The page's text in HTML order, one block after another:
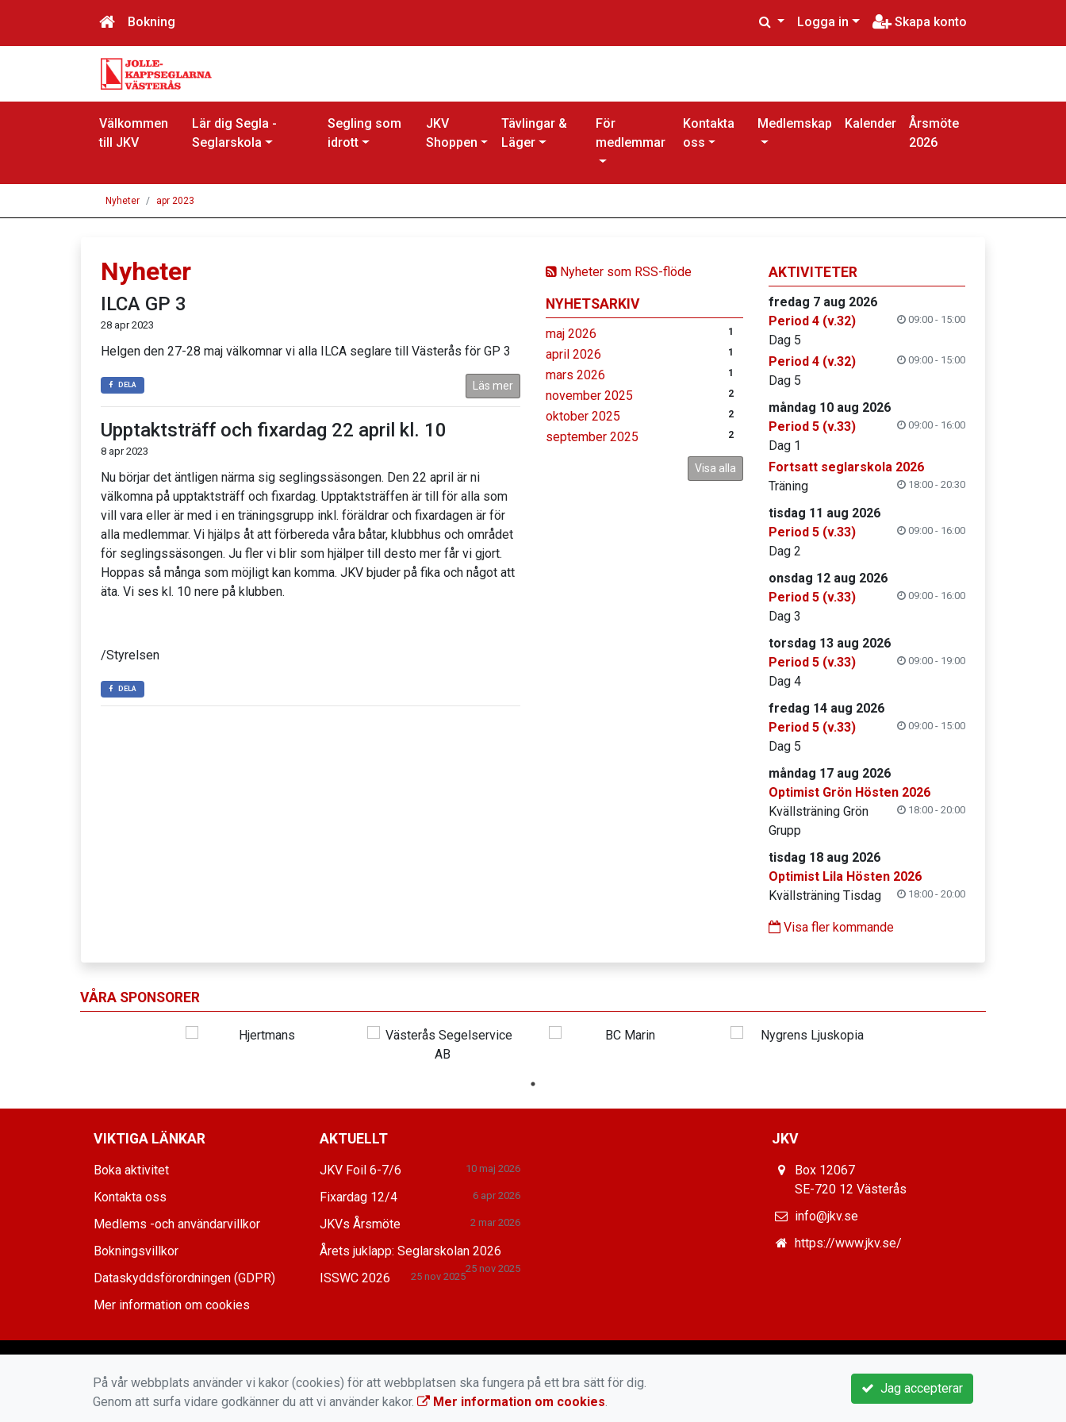
Bokning Logga in Skapa konto
Välkommen
till JKV
Lär dig Segla -
Seglarskola
Segling som
idrott
JKV
Shoppen
Tävlingar &
Läger
För
medlemmar
Kontakta
oss
Medlemskap Kalender
Årsmöte
2026
Nyheter apr 2023
Nyheter som RSS-flöde
NYHETSARKIV
maj 2026 1
april 2026 1
mars 2026 1
november 2025 2
oktober 2025 2
september 2025 2
Visa alla
Nyheter
ILCA GP 3
28 apr 2023
Helgen den 27-28 maj välkomnar vi alla ILCA seglare till Västerås för GP 3
DELA Läs mer
Upptaktsträff och fixardag 22 april kl. 10
8 apr 2023
Nu börjar det äntligen närma sig seglingssäsongen. Den 22 april är ni
välkomna på upptaktsträff och fixardag. Upptaktsträffen är till för alla som
vill vara eller är med i en träningsgrupp inkl. föräldrar och fixardagen är för
alla medlemmar. Vi hjälps åt att förbereda våra båtar, klubbhus och området
för seglingssäsongen. Ju fler vi blir som hjälper till desto mer får vi gjort.
Hoppas så många som möjligt kan komma. JKV bjuder på fika och något att
äta. Vi ses kl. 10 nere på klubben.
/Styrelsen
DELA
AKTIVITETER
fredag 7 aug 2026
Period 4 (v.32)
09:00 - 15:00
Dag 5
Period 4 (v.32)
09:00 - 15:00
Dag 5
måndag 10 aug 2026
Period 5 (v.33)
09:00 - 16:00
Dag 1
Fortsatt seglarskola 2026
18:00 - 20:30
Träning
tisdag 11 aug 2026
Period 5 (v.33)
09:00 - 16:00
Dag 2
onsdag 12 aug 2026
Period 5 (v.33)
09:00 - 16:00
Dag 3
torsdag 13 aug 2026
Period 5 (v.33)
09:00 - 19:00
Dag 4
fredag 14 aug 2026
Period 5 (v.33)
09:00 - 15:00
Dag 5
måndag 17 aug 2026
Optimist Grön Hösten 2026
18:00 - 20:00
Kvällsträning Grön
Grupp
tisdag 18 aug 2026
Optimist Lila Hösten 2026
18:00 - 20:00
Kvällsträning Tisdag
Visa fler kommande
VÅRA SPONSORER
VIKTIGA LÄNKAR
Boka aktivitet
Kontakta oss
Medlems -och användarvillkor
Bokningsvillkor
Dataskyddsförordningen (GDPR)
Mer information om cookies
AKTUELLT
JKV Foil 6-7/6 10 maj 2026
Fixardag 12/4 6 apr 2026
JKVs Årsmöte 2 mar 2026
Årets juklapp: Seglarskolan 2026
25 nov 2025
ISSWC 2026 25 nov 2025
JKV
Box 12067
SE-720 12 Västerås
info@jkv.se
https://www.jkv.se/
Jag accepterar
På vår webbplats använder vi kakor (cookies) för att webbplatsen ska fungera på ett bra sätt för dig.
Genom att surfa vidare godkänner du att vi använder kakor.
Mer information om cookies.